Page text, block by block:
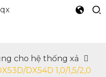
cho hệ thống xả
DX54D 1,0/1,5/2,0